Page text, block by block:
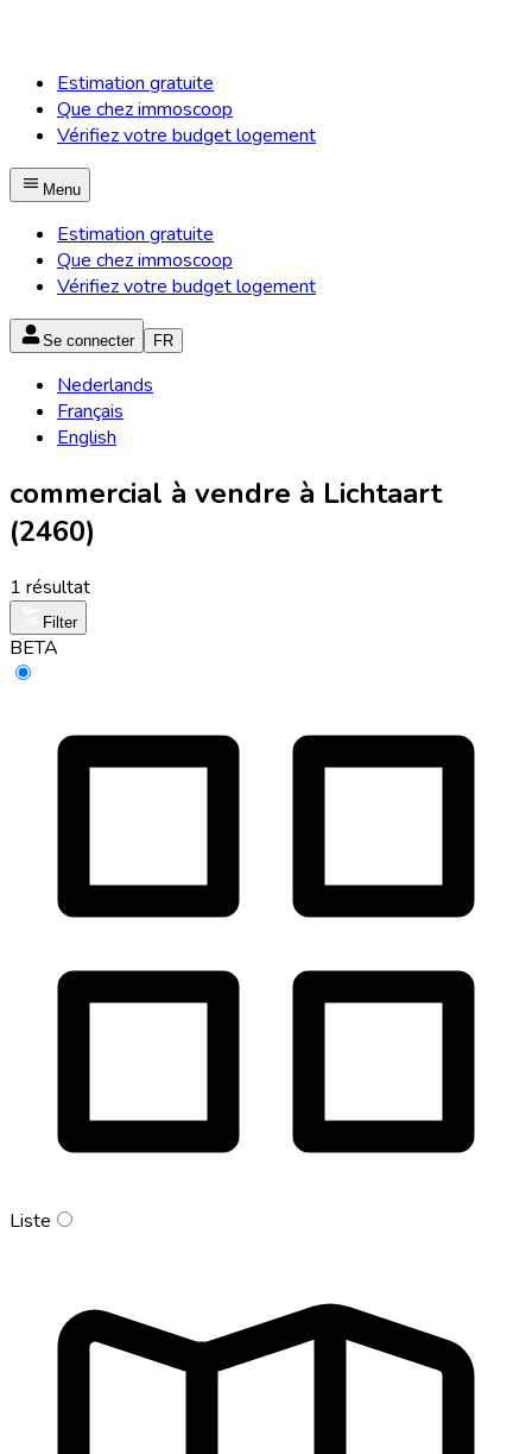
Estimation gratuite
Que chez immoscoop
Vérifiez votre budget logement
Menu
Estimation gratuite
Que chez immoscoop
Vérifiez votre budget logement
Se connecter FR
Nederlands
Français
English
commercial à vendre à Lichtaart
(2460)
1 résultat
Filter
BETA
Liste